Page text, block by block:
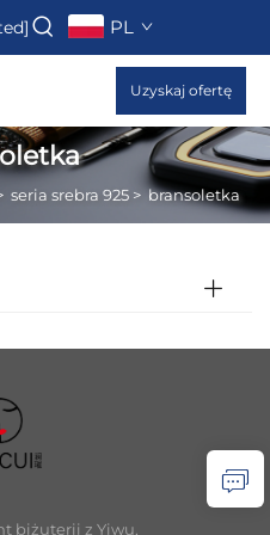
PL
Uzyskaj ofertę
seria srebra 925 > bransoletka
biżuterii z Yiwu,